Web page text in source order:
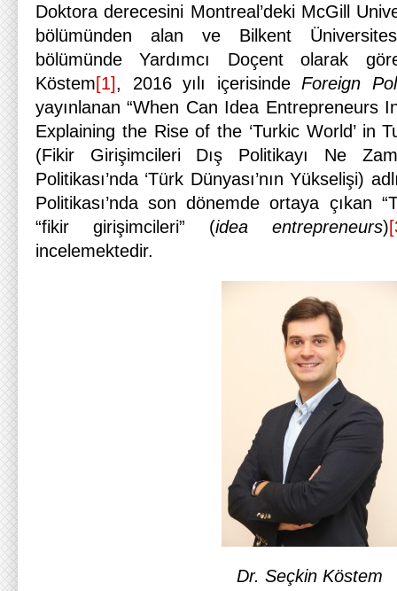
Doktora derecesini Montreal’deki McGill
bölümünden alan ve Bilkent
bölümünde Yardımcı Doçent olarak
Köstem[1], 2016 yılı içerisindeForeign
yayınlanan “When Can Idea Entrepreneurs
Explaining the Rise of the ‘Turkic World’ in
(Fikir Girişimcileri Dış Politikayı Ne
Politikası’nda ‘Türk Dünyası’nın Yükselişi)
Politikası’nda son dönemde ortaya çıkan
“fikir girişimcileri” (idea entrepreneurs)
incelemektedir.
Dr. Seçkin Köstem